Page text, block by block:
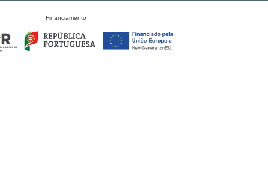
Financiamento